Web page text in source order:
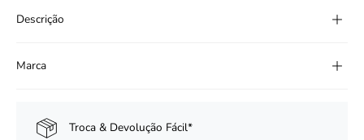
Descrição
Marca
Troca & Devolução Fácil*